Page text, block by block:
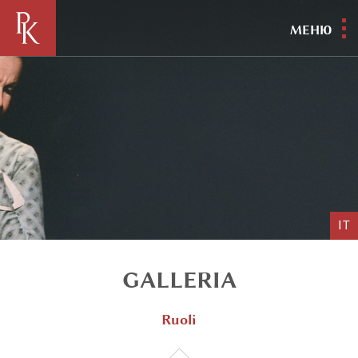
МЕНЮ
IT
GALLERIA
Ruoli